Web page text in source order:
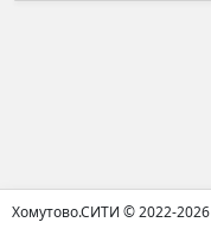
Хомутово.СИТИ © 2022-2026